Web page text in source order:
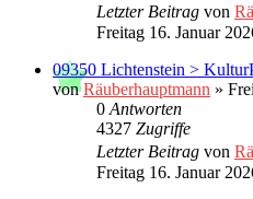
Letzter Beitrag von
Freitag 16. Januar
09350 Lichtenstein >
vonRäuberhauptmann »
0 Antworten
4327 Zugriffe
Letzter Beitrag von
Freitag 16. Januar